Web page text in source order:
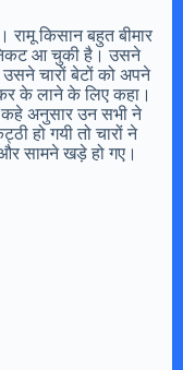
किसान बहुत बीमार
आ चुकी है। उसने
चारों बेटों को अपने
के लाने के लिए कहा।
कहे अनुसार उन सभी ने
हो गयी तो चारों ने
सामने खड़े हो गए।